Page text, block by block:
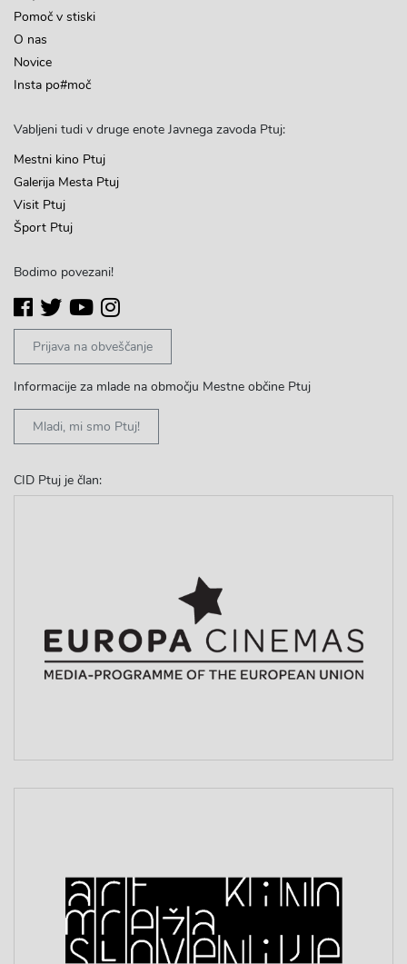
Pomoč v stiski
O nas
Novice
Insta po#moč
Vabljeni tudi v druge enote Javnega zavoda Ptuj:
Mestni kino Ptuj
Galerija Mesta Ptuj
Visit Ptuj
Šport Ptuj
Bodimo povezani!
Prijava na obveščanje
Informacije za mlade na območju Mestne občine Ptuj
Mladi, mi smo Ptuj!
CID Ptuj je član: